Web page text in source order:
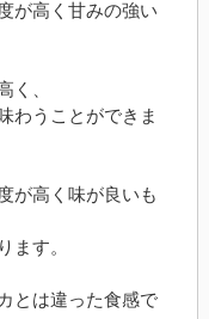
が高く甘みの強い
く、
わうことができま
が高く味が良いも
ます。
とは違った食感で